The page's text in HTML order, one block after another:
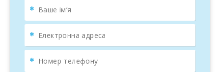
. Хоча у віллі є й інші спальні, гості користуються
лише цими двома люксами, маючи
доступ до всіх спільних зон: повністю обладнана
кухня, їдальня, тераси, басейн, пральня та сади.
Кожен люкс, оформлений у середземноморському
стилі, має стельовий вентилятор, підігрів підлоги та